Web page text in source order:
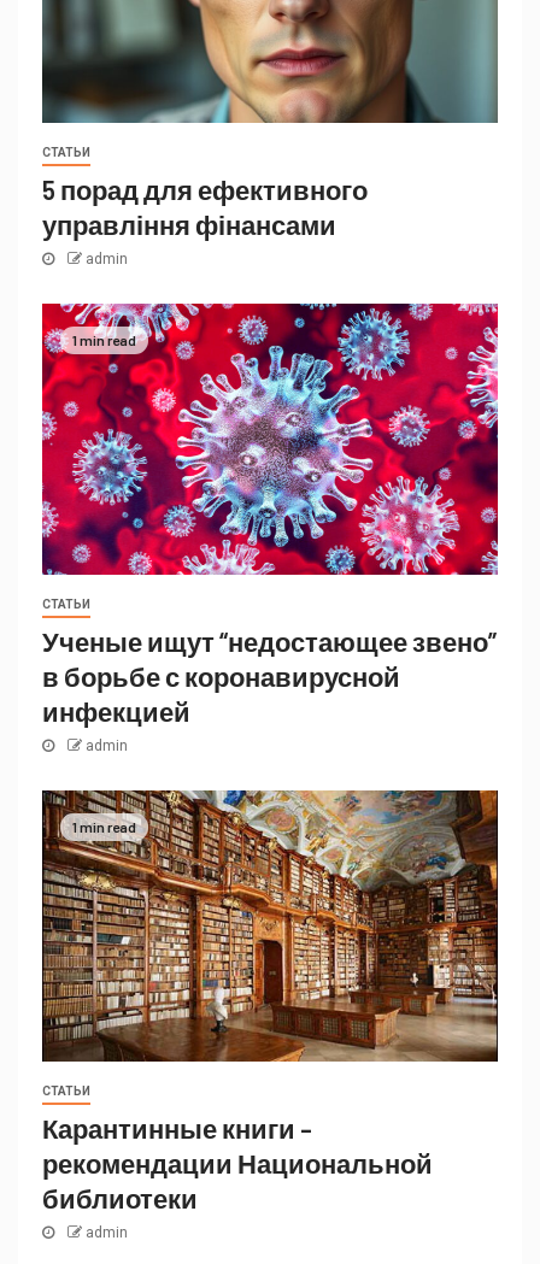
СТАТЬИ
5 порад для ефективного
управління фінансами
admin
1 min read
СТАТЬИ
Ученые ищут “недостающее звено”
в борьбе с коронавирусной
инфекцией
admin
1 min read
СТАТЬИ
Карантинные книги –
рекомендации Национальной
библиотеки
admin